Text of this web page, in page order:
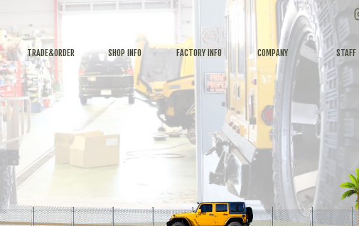
TRADE&ORDER SHOP INFO FACTORY INFO COMPANY STAFF